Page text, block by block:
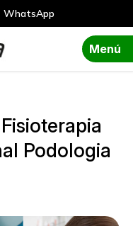
WhatsApp
Menú
Podologia